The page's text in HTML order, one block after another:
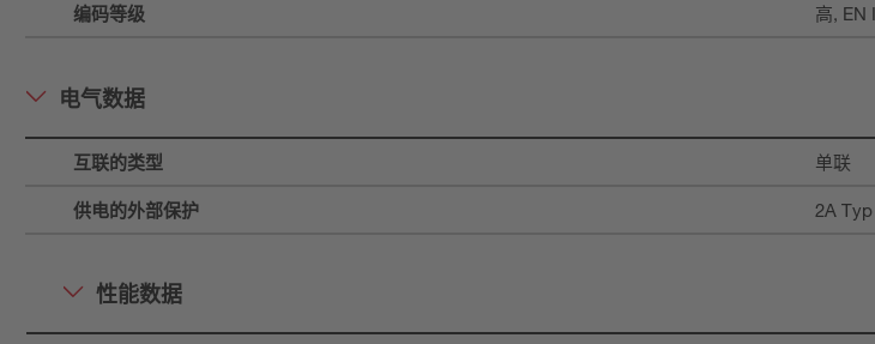
编码等级 高, EN
电气数据
互联的类型 单联
供电的外部保护 2A Typ
性能数据